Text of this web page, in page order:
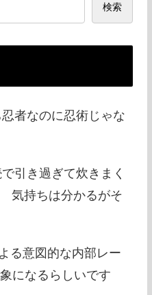
検索
忍者なのに忍術じゃな
引き過ぎて炊きまく
気持ちは分かるがそ
る意図的な内部レー
になるらしいです